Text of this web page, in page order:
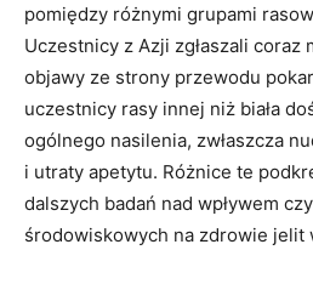
pomiędzy różnymi grupami
Uczestnicy z Azji zgłaszali coraz
objawy ze strony przewodu
uczestnicy rasy innej niż biała
ogólnego nasilenia, zwłaszcza
i utraty apetytu. Różnice te
dalszych badań nad wpływem
środowiskowych na zdrowie jelit